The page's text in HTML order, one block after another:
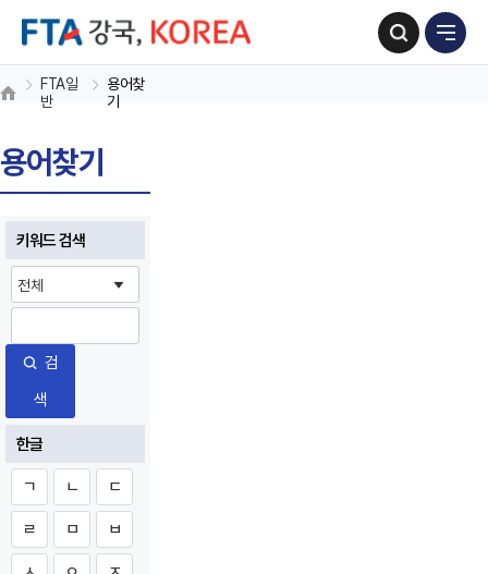
FTA일
반
용어찾
기
용어찾기
키워드 검색
검
색
한글
ㄱ ㄴ ㄷ
ㄹ ㅁ ㅂ